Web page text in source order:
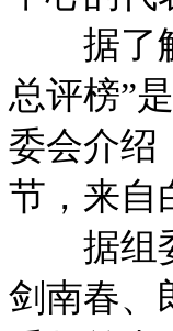
据了解
总评榜”
委会介绍
节，来自
据组委
剑南春、